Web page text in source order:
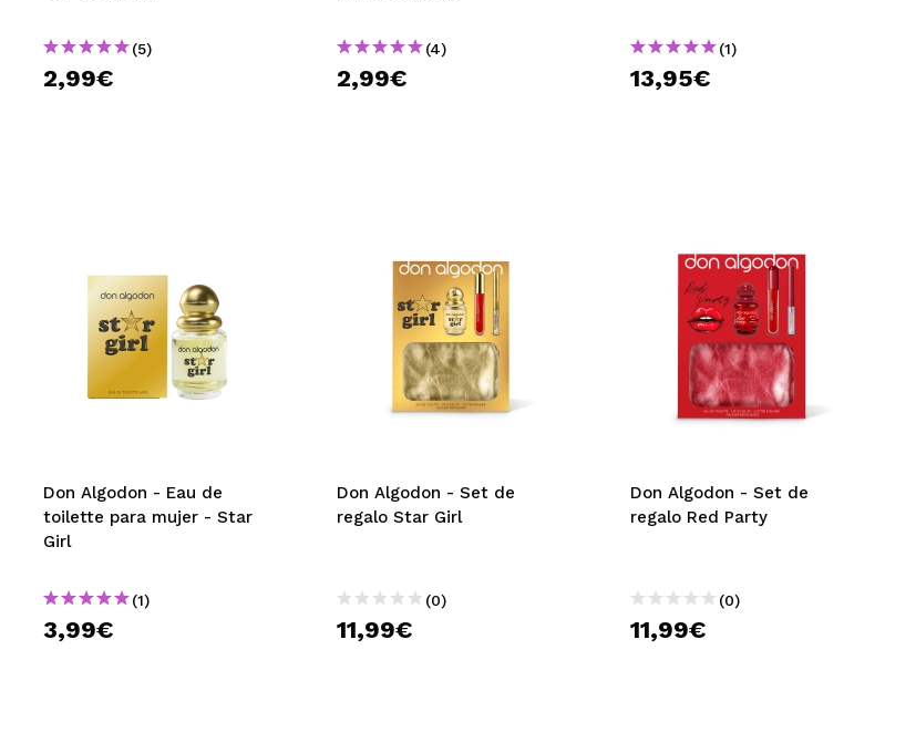
(5)
2,99€
(4)
2,99€
(1)
13,95€
Don Algodon - Eau de
toilette para mujer - Star
Girl
(1)
3,99€
Don Algodon - Set de
regalo Star Girl
(0)
11,99€
Don Algodon - Set de
regalo Red Party
(0)
11,99€